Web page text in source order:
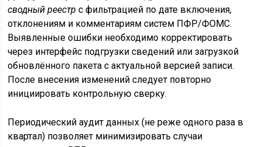
сводный реестр с фильтрацией по дате включения,
отклонениям и комментариям систем ПФР/ФОМС.
Выявленные ошибки необходимо корректировать
через интерфейс подгрузки сведений или загрузкой
обновлённого пакета с актуальной версией записи.
После внесения изменений следует повторно
инициировать контрольную сверку.
Периодический аудит данных (не реже одного раза в
квартал) позволяет минимизировать случаи